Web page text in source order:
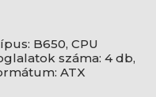
B650, CPU
száma: 4 db,
ATX